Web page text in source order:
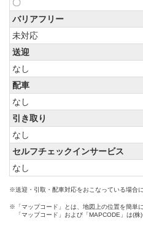
〇
バリアフリー
未対応
送迎
なし
配車
なし
引き取り
なし
セルフチェックインサービス
なし
※送迎・引取・配車対応をおこなっている場合
※「マップコード」とは、地図上の位置を簡単
「マップコード」および「MAPCODE」は(株